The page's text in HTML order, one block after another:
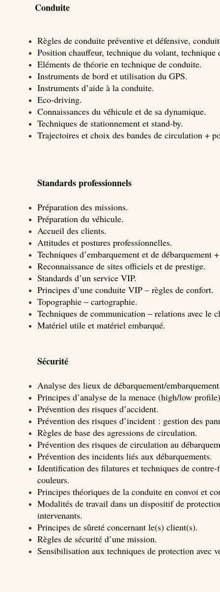
Conduite
Règles de conduite préventive et défensive,
Position chauffeur, technique du volant, technique
Eléments de théorie en technique de conduite.
Instruments de bord et utilisation du GPS.
Instruments d’aide à la conduite.
Eco-driving.
Connaissances du véhicule et de sa dynamique.
Techniques de stationnement et stand-by.
Trajectoires et choix des bandes de circulation +
Standards professionnels
Préparation des missions.
Préparation du véhicule.
Accueil des clients.
Attitudes et postures professionnelles.
Techniques d’embarquement et de débarquement
Reconnaissance de sites officiels et de prestige.
Standards d’un service VIP.
Principes d’une conduite VIP – règles de confort.
Topographie – cartographie.
Techniques de communication – relations avec le
Matériel utile et matériel embarqué.
Sécurité
Analyse des lieux de débarquement/
Principes d’analyse de la menace (high/low
Prévention des risques d’accident.
Prévention des risques d’incident : gestion des
Règles de base des agressions de circulation.
Prévention des risques de circulation au
Prévention des incidents liés aux débarquements.
Identification des filatures et techniques de
couleurs.
Principes théoriques de la conduite en convoi et
Modalités de travail dans un dispositif de
intervenants.
Principes de sûreté concernant le(s) client(s).
Règles de sécurité d’une mission.
Sensibilisation aux techniques de protection avec